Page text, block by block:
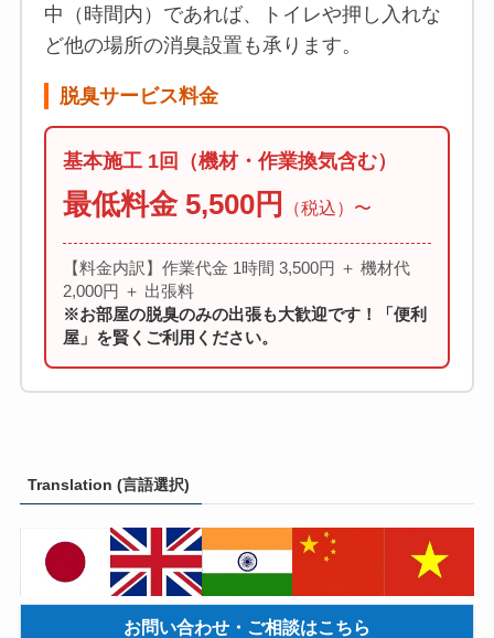
中（時間内）であれば、トイレや押し入れな
ど他の場所の消臭設置も承ります。
脱臭サービス料金
基本施工 1回（機材・作業換気含む）
最低料金 5,500円 （税込）〜
【料金内訳】作業代金 1時間 3,500円 ＋ 機材代
2,000円 ＋ 出張料
※お部屋の脱臭のみの出張も大歓迎です！「便利
屋」を賢くご利用ください。
Translation (言語選択)
お問い合わせ・ご相談はこちら